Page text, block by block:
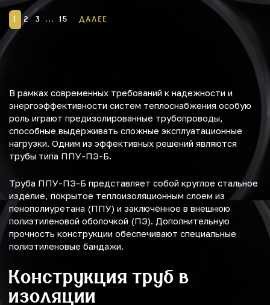
1 2 3 ... 15 ДАЛЕЕ
В рамках современных требований к надежности и
энергоэффективности систем теплоснабжения особую
роль играют предизолированные трубопроводы,
способные выдерживать сложные эксплуатационные
нагрузки. Одним из эффективных решений являются
трубы типа ППУ-ПЭ-Б.
Труба ППУ-ПЭ-Б представляет собой круглое стальное
изделие, покрытое теплоизоляционным слоем из
пенополиуретана (ППУ) и заключённое в внешнюю
полиэтиленовой оболочкой (ПЭ). Дополнительную
прочность конструкции обеспечивают специальные
полиэтиленовые бандажи.
Конструкция труб в
изоляции